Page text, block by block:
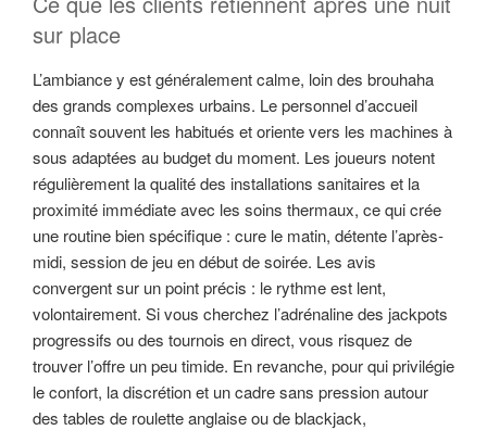
sur place
L’ambiance y est généralement calme, loin des brouhaha
des grands complexes urbains. Le personnel d’accueil
connaît souvent les habitués et oriente vers les machines à
sous adaptées au budget du moment. Les joueurs notent
régulièrement la qualité des installations sanitaires et la
proximité immédiate avec les soins thermaux, ce qui crée
une routine bien spécifique : cure le matin, détente l’après-
midi, session de jeu en début de soirée. Les avis
convergent sur un point précis : le rythme est lent,
volontairement. Si vous cherchez l’adrénaline des jackpots
progressifs ou des tournois en direct, vous risquez de
trouver l’offre un peu timide. En revanche, pour qui privilégie
le confort, la discrétion et un cadre sans pression autour
des tables de roulette anglaise ou de blackjack,